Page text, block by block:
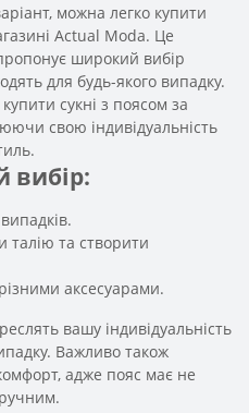
можна легко купити
Actual Moda. Це
широкий вибір
для будь-якого випадку.
сукні з поясом за
свою індивідуальність
вибір:
талію та створити
аксесуарами.
вашу індивідуальність
Важливо також
адже пояс має не